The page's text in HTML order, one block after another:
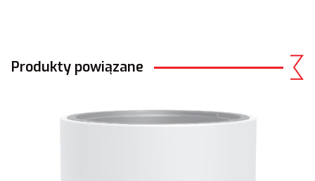
Produkty powiązane